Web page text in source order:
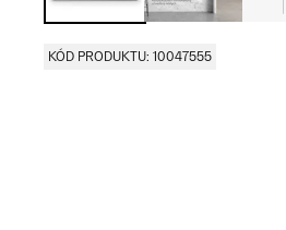
KÓD PRODUKTU: 10047555